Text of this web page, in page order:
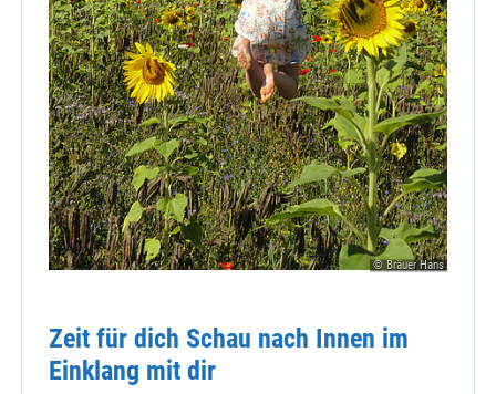
© Bräuer Hans
Zeit für dich Schau nach Innen im
Einklang mit dir